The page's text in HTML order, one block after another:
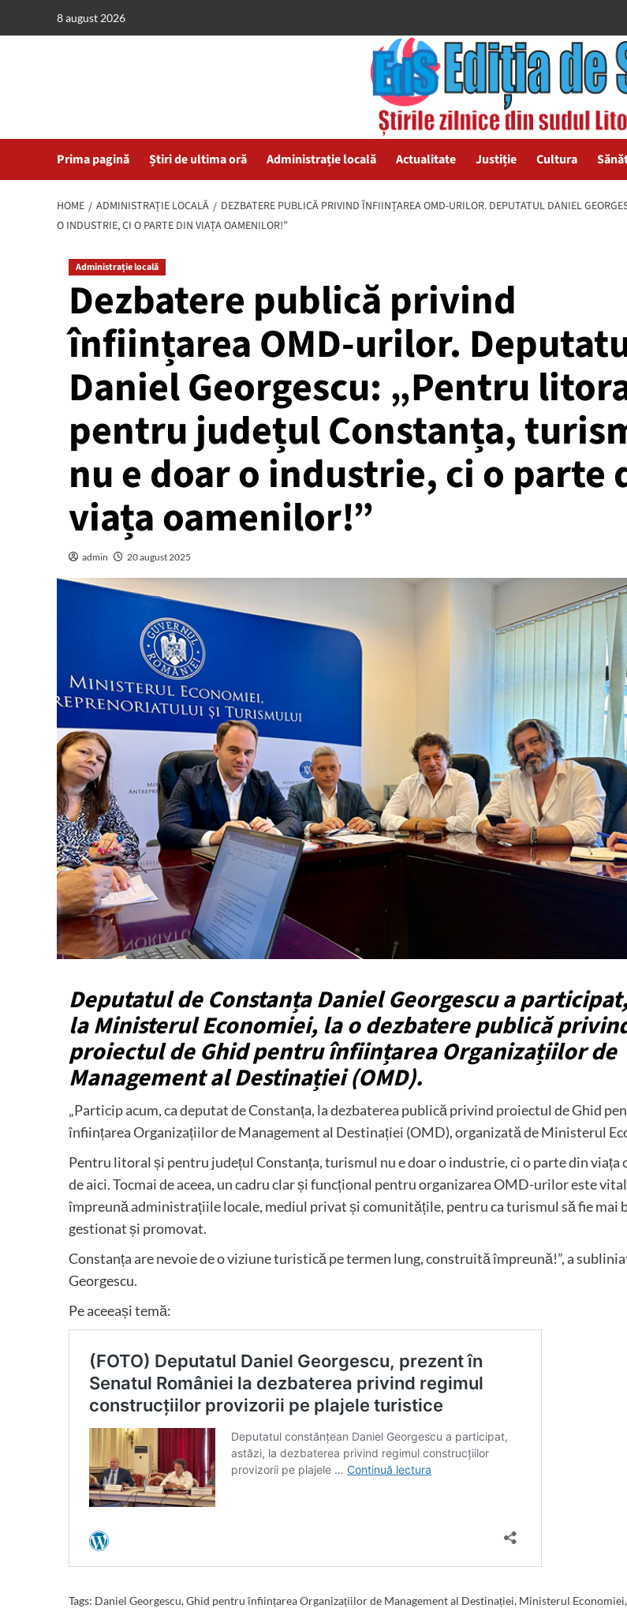
8 august 2026
Prima pagină Știri de ultima oră Administrație locală Actualitate Justiție Cultura
HOME ADMINISTRAȚIE LOCALĂ
DEZBATERE PUBLICĂ PRIVIND ÎNFIINȚAREA OMD-URILOR. DEPUTATUL DANIEL
O INDUSTRIE, CI O PARTE DIN VIAȚA OAMENILOR!”
Administrație locală
Dezbatere publică privind
înființarea OMD-urilor.
Daniel Georgescu: „Pentru
pentru județul Constanța,
nu e doar o industrie, ci o parte
viața oamenilor!”
admin 20 august 2025
Deputatul de Constanța Daniel Georgescu a
la Ministerul Economiei, la o dezbatere publică
proiectul de Ghid pentru înființarea Organizațiilor de
Management al Destinației (OMD).
„Particip acum, ca deputat de Constanța, la dezbaterea publică privind proiectul de Ghid
înființarea Organizațiilor de Management al Destinației (OMD), organizată de Ministerul
Pentru litoral și pentru județul Constanța, turismul nu e doar o industrie, ci o parte din viața
de aici. Tocmai de aceea, un cadru clar și funcțional pentru organizarea OMD-urilor este
împreună administrațiile locale, mediul privat și comunitățile, pentru ca turismul să fie mai
gestionat și promovat.
Constanța are nevoie de o viziune turistică pe termen lung, construită împreună!”, a
Georgescu.
Pe aceeași temă:
Tags: Daniel Georgescu,Ghid pentru înființarea Organizațiilor de Management al Destinației, Ministerul Economiei,